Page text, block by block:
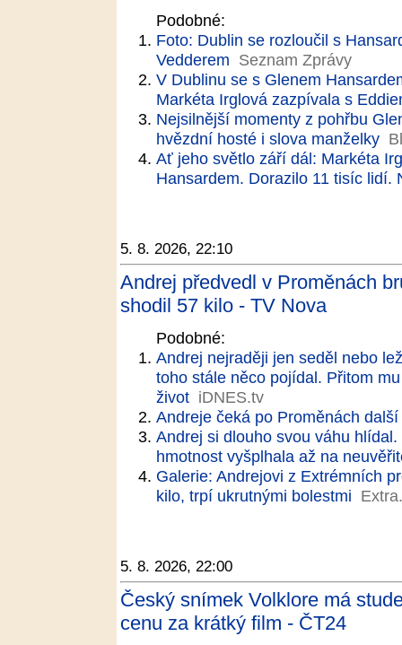
Podobné:
Foto: Dublin se rozloučil s
Vedderem Seznam Zprávy
V Dublinu se s Glenem
Markéta Irglová zazpívala s
Nejsilnější momenty z pohřbu
hvězdní hosté i slova manželky
Ať jeho světlo září dál: Markéta
Hansardem. Dorazilo 11 tisíc lidí.
5. 8. 2026, 22:10
Andrej předvedl v Proměnách
shodil 57 kilo - TV Nova
Podobné:
Andrej nejraději jen seděl nebo
toho stále něco pojídal. Přitom
život iDNES.tv
Andreje čeká po Proměnách
Andrej si dlouho svou váhu
hmotnost vyšplhala až na
Galerie: Andrejovi z Extrémních
kilo, trpí ukrutnými bolestmi
5. 8. 2026, 22:00
Český snímek Volklore má
cenu za krátký film - ČT24